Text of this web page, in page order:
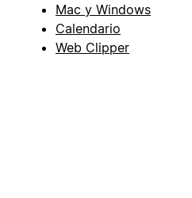
Mac y Windows
Calendario
Web Clipper